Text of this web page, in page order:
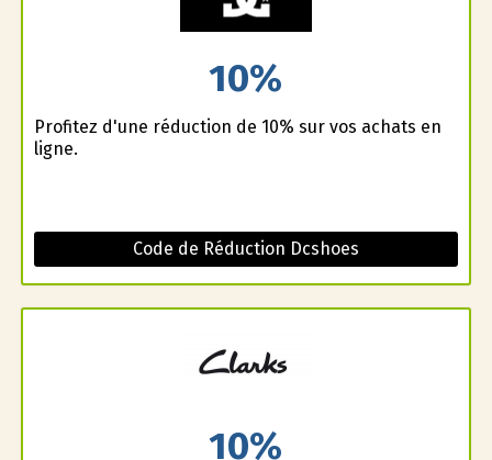
10%
Profitez d'une réduction de 10% sur vos achats en
ligne.
Code de Réduction Dcshoes
10%